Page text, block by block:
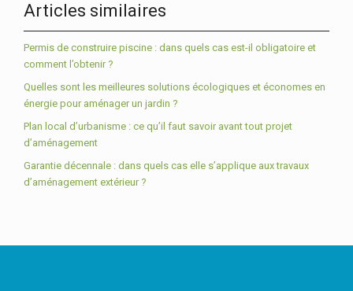
Articles similaires
Permis de construire piscine : dans quels cas est-il obligatoire et
comment l’obtenir ?
Quelles sont les meilleures solutions écologiques et économes en
énergie pour aménager un jardin ?
Plan local d’urbanisme : ce qu’il faut savoir avant tout projet
d’aménagement
Garantie décennale : dans quels cas elle s’applique aux travaux
d’aménagement extérieur ?